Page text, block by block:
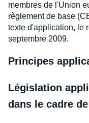
membres de l'Union
règlement de base
texte d'application, le
septembre 2009.
Principes
Législation
dans le cadre